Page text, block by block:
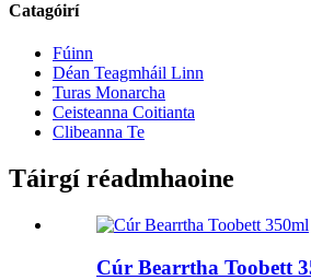
Catagóirí
Fúinn
Déan Teagmháil Linn
Turas Monarcha
Ceisteanna Coitianta
Clibeanna Te
Táirgí réadmhaoine
Cúr Bearrtha Toobett